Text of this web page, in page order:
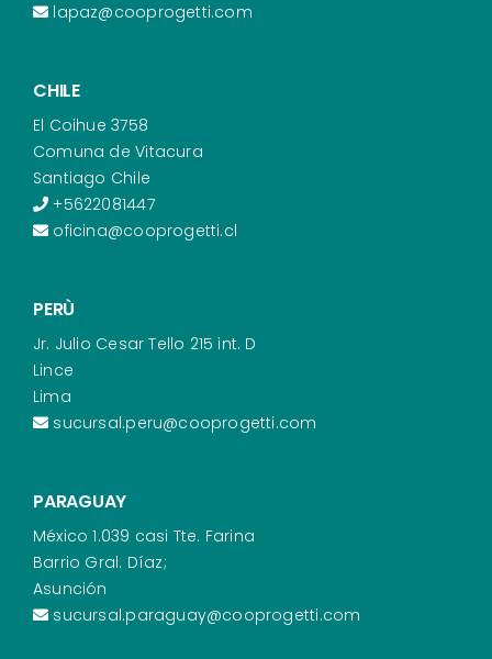
lapaz@cooprogetti.com
CHILE
El Coihue 3758
Comuna de Vitacura
Santiago Chile
+5622081447
oficina@cooprogetti.cl
PERÙ
Jr. Julio Cesar Tello 215 int. D
Lince
Lima
sucursal.peru@cooprogetti.com
PARAGUAY
México 1.039 casi Tte. Farina
Barrio Gral. Díaz;
Asunción
sucursal.paraguay@cooprogetti.com